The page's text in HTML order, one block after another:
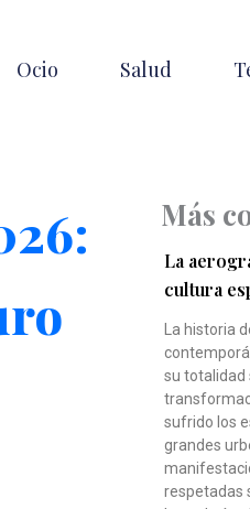
Ocio Salud
Más
La
cultura
La historia
su totalidad
sufrido los
grandes
respetadas